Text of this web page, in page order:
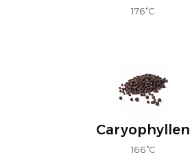
176°C
Caryophyllen
166°C